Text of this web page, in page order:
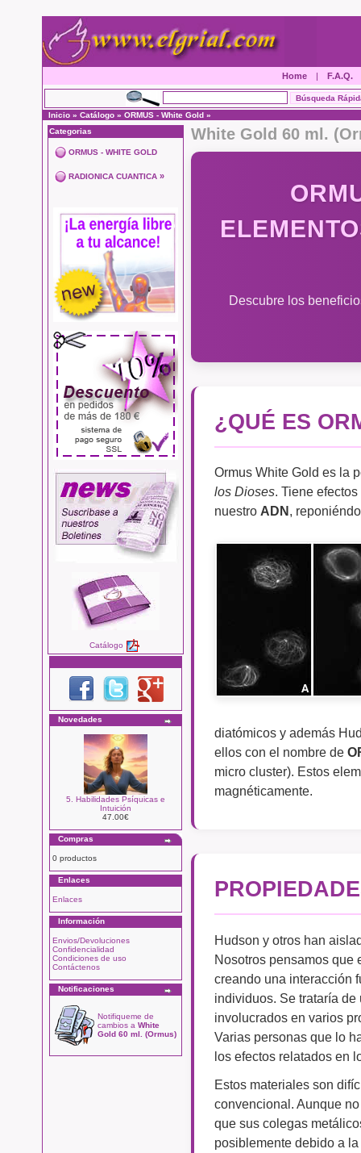
Home | F.A.Q.
Inicio » Catálogo » ORMUS - White Gold »
Categorias
ORMUS - WHITE GOLD
RADIONICA CUANTICA »
Catálogo
Novedades
5. Habilidades Psíquicas e
Intuición
47.00€
Compras
0 productos
Enlaces
Enlaces
Información
Envios/Devoluciones
Confidencialidad
Condiciones de uso
Contáctenos
Notificaciones
Notifiqueme de
cambios a White
Gold 60 ml. (Ormus)
White Gold 60 ml.
Descubre los
¿QUÉ ES
Ormus White Gold es la
los Dioses. Tiene
nuestro ADN,
diatómicos y además
ellos con el nombre de
micro cluster). Estos
magnéticamente.
Hudson y otros han
Nosotros pensamos que
creando una interacción
individuos. Se trataría
involucrados en varios
Varias personas que lo
los efectos relatados en
Estos materiales son
convencional. Aunque
que sus colegas
posiblemente debido a